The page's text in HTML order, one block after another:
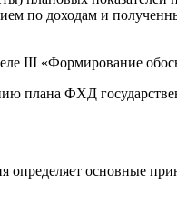
по доходам и
III «Формирование
плана ФХД
определяет основные